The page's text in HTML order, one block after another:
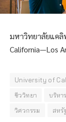
มหาวิทยาลัยแคลิ
California—Los
University of
ชีววิทยา
บริหา
วิศวกรรม
สหรั